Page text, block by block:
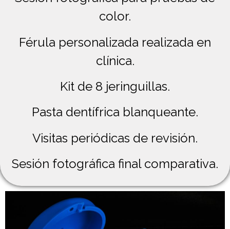
color.
Férula personalizada realizada en
clínica.
Kit de 8 jeringuillas.
Pasta dentífrica blanqueante.
Visitas periódicas de revisión.
Sesión fotográfica final comparativa.